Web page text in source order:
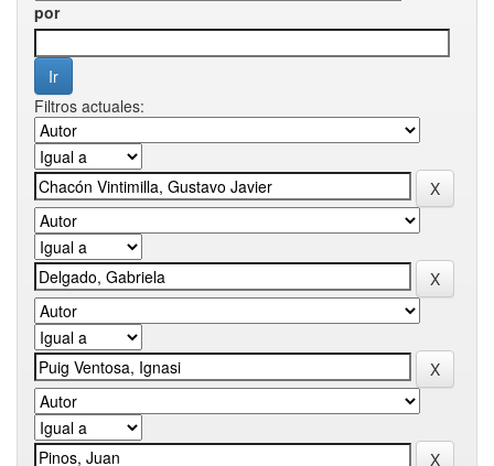
por
Filtros actuales: